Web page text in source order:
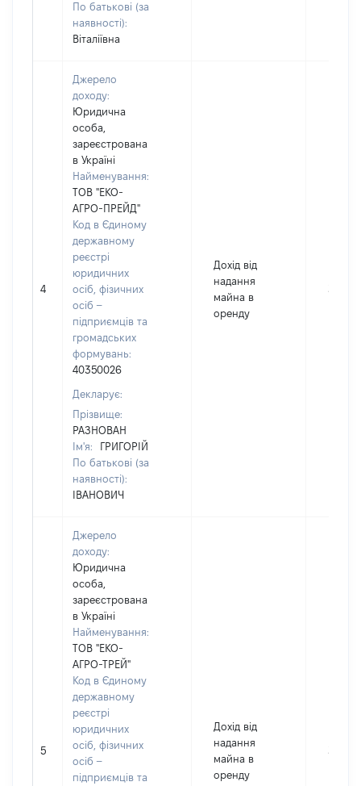
По батькові (за
наявності):
Віталіївна
4
Джерело
доходу:
Юридична
особа,
зареєстрована
в Україні
Найменування:
ТОВ "ЕКО-
АГРО-ПРЕЙД"
Код в Єдиному
державному
реєстрі
юридичних
осіб, фізичних
осіб –
підприємців та
громадських
формувань:
40350026
Декларує:
Прізвище:
РАЗНОВАН
Ім'я:
ГРИГОРІЙ
По батькові (за
наявності):
ІВАНОВИЧ
Дохід від
надання
майна в
оренду
3907
5
Джерело
доходу:
Юридична
особа,
зареєстрована
в Україні
Найменування:
ТОВ "ЕКО-
АГРО-ТРЕЙ"
Код в Єдиному
державному
реєстрі
юридичних
осіб, фізичних
осіб –
підприємців та
Дохід від
надання
майна в
оренду
3907